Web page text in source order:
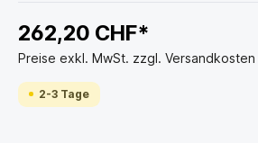
262,20 CHF*
Preise exkl. MwSt. zzgl. Versandkosten
2-3 Tage